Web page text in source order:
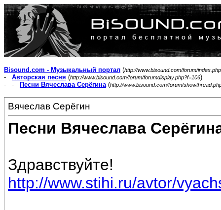
Bisound.com - Музыкальный портал (http://www.bisound.com/forum/index.php
- Авторская песня (http://www.bisound.com/forum/forumdisplay.php?f=106)
- -
Песни Вячеслава Серёгина(http://www.bisound.com/forum/
Вячеслав Серёгин
Песни Вячеслава
Здравствуйте!
http://www.stihi.ru/avtor/